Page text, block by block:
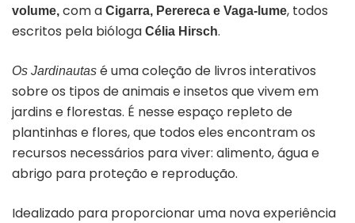
volume, com a Cigarra, Perereca e Vaga-lume, todos
escritos pela bióloga Célia Hirsch.
Os Jardinautas é uma coleção de livros interativos
sobre os tipos de animais e insetos que vivem em
jardins e florestas. É nesse espaço repleto de
plantinhas e flores, que todos eles encontram os
recursos necessários para viver: alimento, água e
abrigo para proteção e reprodução.
Idealizado para proporcionar uma nova experiência